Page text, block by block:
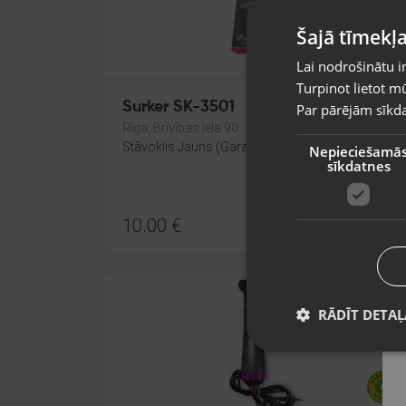
Surker SK-3501
Rīga, Brīvības iela 90
Stāvoklis Jauns (Garantija 24 mēneši)
10.00 €
Šajā
Lai nodrošinātu
Turpinot lietot
Par pārējām
sīkdatnes
RĀDĪT